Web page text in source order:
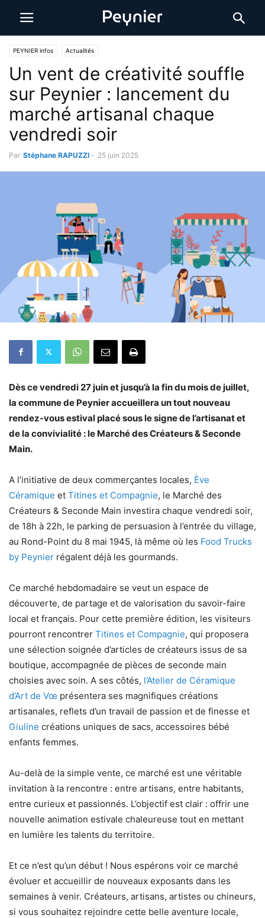
PEYNIER infos Actualités
Un vent de créativité souffle
sur Peynier : lancement du
marché artisanal chaque
vendredi soir
Par Stéphane RAPUZZI - 25 juin 2025
Dès ce vendredi 27 juin et jusqu’à la fin du mois de juillet,
la commune de Peynier accueillera un tout nouveau
rendez-vous estival placé sous le signe de l’artisanat et
de la convivialité : le Marché des Créateurs & Seconde
Main.
A l’initiative de deux commerçantes locales, Ève
Céramique et Titines et Compagnie, le Marché des
Créateurs & Seconde Main investira chaque vendredi soir,
de 18h à 22h, le parking de persuasion à l’entrée du village,
au Rond-Point du 8 mai 1945, là même où les Food Trucks
by Peynier régalent déjà les gourmands.
Ce marché hebdomadaire se veut un espace de
découverte, de partage et de valorisation du savoir-faire
local et français. Pour cette première édition, les visiteurs
pourront rencontrer Titines et Compagnie, qui proposera
une sélection soignée d’articles de créateurs issus de sa
boutique, accompagnée de pièces de seconde main
choisies avec soin. A ses côtés, l’Atelier de Céramique
d’Art de Vœ présentera ses magnifiques créations
artisanales, reflets d’un travail de passion et de finesse et
Giuline créations uniques de sacs, accessoires bébé
enfants femmes.
Au-delà de la simple vente, ce marché est une véritable
invitation à la rencontre : entre artisans, entre habitants,
entre curieux et passionnés. L’objectif est clair : offrir une
nouvelle animation estivale chaleureuse tout en mettant
en lumière les talents du territoire.
Et ce n’est qu’un début ! Nous espérons voir ce marché
évoluer et accueillir de nouveaux exposants dans les
semaines à venir. Créateurs, artisans, artistes ou chineurs,
si vous souhaitez rejoindre cette belle aventure locale,